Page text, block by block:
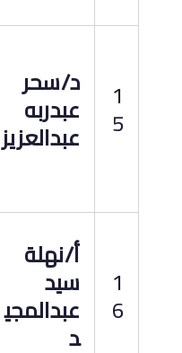
1
5
د/سحر
عبدربه
عبدالعزيز
1
6
أ/نهلة
سيد
عبدالمجي
د